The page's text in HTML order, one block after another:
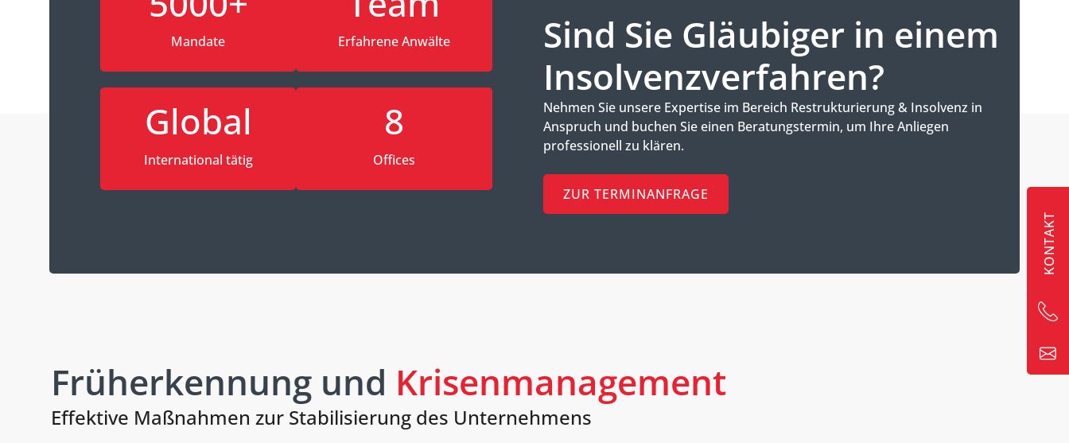
Mandate Erfahrene Anwälte
Global
International tätig
8
Offices
Sind Sie Gläubiger in einem
Insolvenzverfahren?
Nehmen Sie unsere Expertise im Bereich Restrukturierung & Insolvenz in
Anspruch und buchen Sie einen Beratungstermin, um Ihre Anliegen
professionell zu klären.
ZUR TERMINANFRAGE
Früherkennung und Krisenmanagement
Effektive Maßnahmen zur Stabilisierung des Unternehmens
KONTAKT